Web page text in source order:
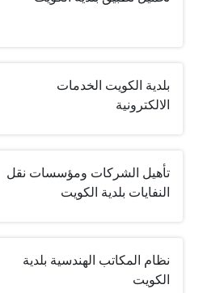
بلدية الكويت الخدمات
الالكترونية
تأهيل الشركات ومؤسسات نقل
النفايات بلدية الكويت
نظام المكاتب الهندسية بلدية
الكويت